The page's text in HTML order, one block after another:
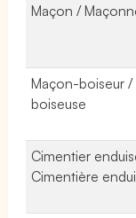
Maçon /
Maçon-boiseur
boiseuse
Cimentier
Cimentière